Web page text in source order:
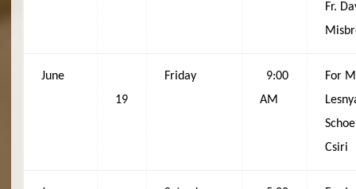
Fr.
June
19
Friday
9:00
AM
For
Csiri